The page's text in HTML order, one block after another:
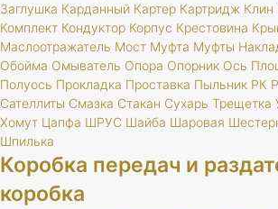
Заглушка Карданный Картер Картридж Клин
Комплект Кондуктор Корпус Крестовина
Маслоотражатель Мост Муфта Муфты
Обойма Омыватель Опора Опорник Ось
Полуось Прокладка Проставка Пыльник РК
Сателлиты Смазка Стакан Сухарь Трещетка
Хомут Цапфа ШРУС Шайба Шаровая
Шпилька
Коробка передач и
коробка